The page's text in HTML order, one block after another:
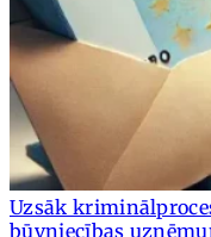
Uzsāk
būvniecības